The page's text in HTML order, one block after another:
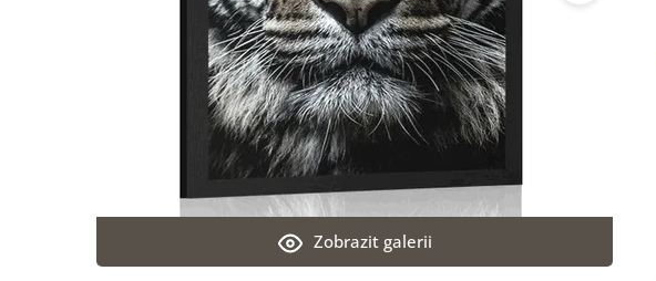
Zobrazit galerii